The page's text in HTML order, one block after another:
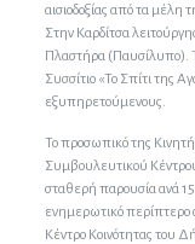
αισιοδοξίας από τα
Στην Καρδίτσα
Πλαστήρα (Παυσίλυπο).
Συσσίτιο «Το Σπίτι της
εξυπηρετούμενους.
Το προσωπικό της
Συμβουλευτικού
σταθερή παρουσία ανά
ενημερωτικό περίπτερο
Κέντρο Κοινότητας του